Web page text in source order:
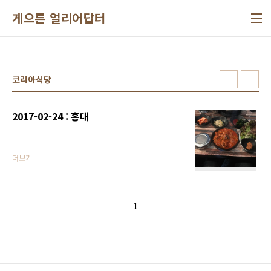
게으른 얼리어답터
코리아식당
2017-02-24 : 홍대
더보기
1